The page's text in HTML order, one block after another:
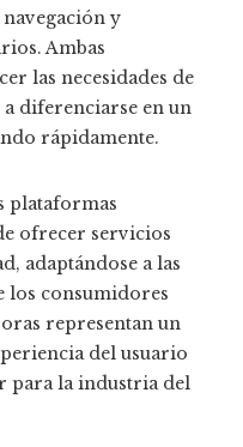
y
Ambas
las necesidades de
a diferenciarse en un
rápidamente.
plataformas
ofrecer servicios
adaptándose a las
los consumidores
representan un
del usuario
para la industria del